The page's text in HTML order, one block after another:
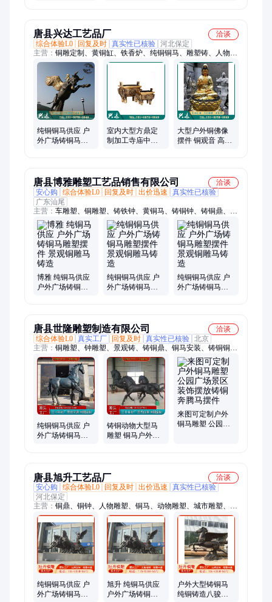
唐县兴达工艺品厂
洽谈
综合体验L0
回复及时 真实性已核验 河北保定
主营： 铜雕定制、黄铜缸、铁香炉、纯铜铜马、雕塑铸、人物神
像、铜塔刹、公园雕塑、铜佛塔、人物雕塑、铜人物、铜狮子、
铜香炉、铜塔顶、铜佛像、铜雕人物、香炉铸造、圆形铜鼎、铜
麒麟、故宫铜狮、伟人铜雕、铜牛制作、故宫缸、华尔街牛、铜
牛、铜钟
纯铜铜马供应 户
外广场铸铜马雕
室内大型方鼎定
制加工寺庙中式
大型户外铜佛像
摆件 铜观音 高1.5
唐县博雅雕塑工艺品销售有限公司
洽谈
安心购
综合体验L0 回复及时 出价迅速
真实性已核验
广东汕尾
主营： 车雕塑、铜雕塑、铸铁钟、黄铜马、铸铜钟、铸铜鼎、仿
古铜、动物铜、纯铜钟、铜圆鼎、铜浮雕、铜方鼎、铜关公、风
水铜、铜香炉、铜麒麟、故宫铜、铜雕鹿、景区铜、铜水缸、铜
观音、荷花铜、铜雕缸、铜貔貅、纯铜鼎
博雅 纯铜马供应
户外广场铸铜马
纯铜铜马供应 户
外广场铸铜马雕
纯铜铜马供应 户
外广场铸铜马雕
唐县世隆雕塑制造有限公司
洽谈
综合体验L0 真实工厂 回复及时 真实性已核验 北京
主营： 铜雕塑、钟雕塑、景观铸、铸铜鼎、铜马安装、铸铜铜
雕、铸铜人物、铜浮雕、开拓牛、铜雕像、铜宝鼎、铜貔貅、纯
铜鼎、铸造铸、铜像制造、旧故宫铜、人物雕塑、铜雕摆件、纯
铜摆件、铜钟铸造、铜牛雕塑、景观雕塑、菩萨铜像、精密铜
缸、动物雕塑
纯铜铜马供应 户
外广场铸铜马雕
铸铜动物大型马
雕塑 铜马户外广
来图可定制户外
铜马雕塑 公园广
唐县旭升工艺品厂
洽谈
安心购
综合体验L0 回复及时 出价迅速
真实性已核验
河北保定
主营： 铜鼎、铜钟、人物雕塑、铜马、动物雕塑、城市雕塑、铜
佛像、铜浮雕
纯铜铜马供应 户
外广场铸铜马雕
旭升 纯铜马供应
户外广场铸铜马
户外大型铸铜马
纯铜铸造八骏马